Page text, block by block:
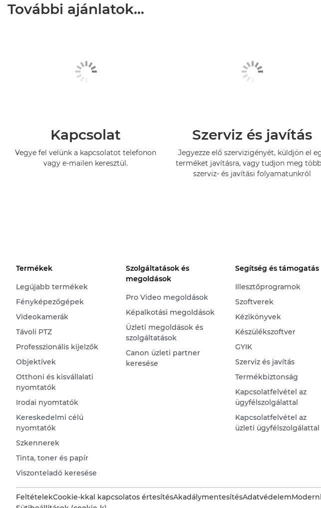
További ajánlatok…
Kapcsolat
Vegye fel velünk a kapcsolatot telefonon
vagy e-mailen keresztül.
Szerviz és javítás
Jegyezze elő szervizigényét, küldjön el
terméket javításra, vagy tudjon meg
szerviz- és javítási folyamatunkról
Termékek
Legújabb termékek
Fényképezőgépek
Videokamerák
Távoli PTZ
Professzionális kijelzők
Objektívek
Otthoni és kisvállalati
nyomtatók
Irodai nyomtatók
Kereskedelmi célú
nyomtatók
Szkennerek
Tinta, toner és papír
Viszonteladó keresése
Szolgáltatások és
megoldások
Pro Video megoldások
Képalkotási megoldások
Üzleti megoldások és
szolgáltatások
Canon üzleti partner
keresése
Segítség és támogatás
Illesztőprogramok
Szoftverek
Kézikönyvek
Készülékszoftver
GYIK
Szerviz és javítás
Termékbiztonság
Kapcsolatfelvétel az
ügyfélszolgálattal
Kapcsolatfelvétel az
üzleti ügyfélszolgálattal
FeltételekCookie-kkal kapcsolatos értesítésAkadálymentesítésAdatvédelem